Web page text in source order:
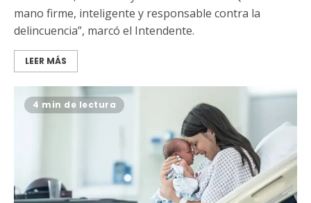
mano firme, inteligente y responsable contra la
delincuencia”, marcó el Intendente.
LEER MÁS
4 min de lectura